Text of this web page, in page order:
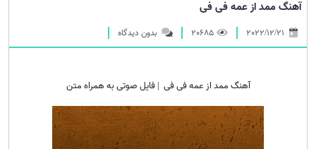
آهنگ ممد از عمه فی فی
20685 بدون دیدگاه
آهنگ ممد از عمه فی فی | فایل صوتی به همراه متن